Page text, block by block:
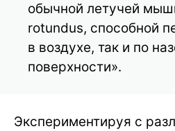
обычной летучей
rotundus, способной
в воздухе, так и по
поверхности».
Экспериментируя с